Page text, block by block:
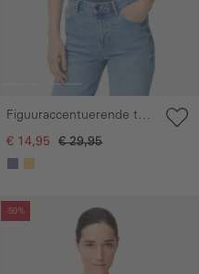
Figuuraccentuerende top
van puur katoen
€ 14,95 € 29,95
-50%
Galerie overslaan